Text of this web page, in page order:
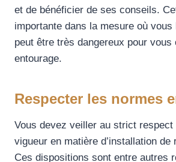
et de bénéficier de ses conseils.
importante dans la mesure où
peut être très dangereux pour vous
entourage.
Respecter les normes
Vous devez veiller au strict respect
vigueur en matière d’installation de
Ces dispositions sont entre autres